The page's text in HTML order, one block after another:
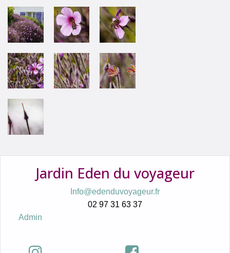
Jardin Eden du voyageur
Info@edenduvoyageur.fr
02 97 31 63 37
Admin